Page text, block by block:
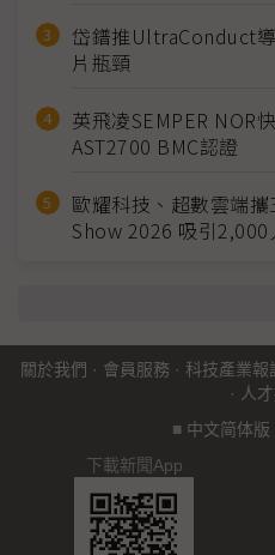
岱鐠推UltraConduct
片瓶頸
英飛凌SEMPER NOR
AST2700 BMC認證
歐耀科技、超數雲端
Show 2026 吸引2,000
關於我們 · 會員服務 · 科技產業報
· 人
■ 中文简体版
下載新聞App